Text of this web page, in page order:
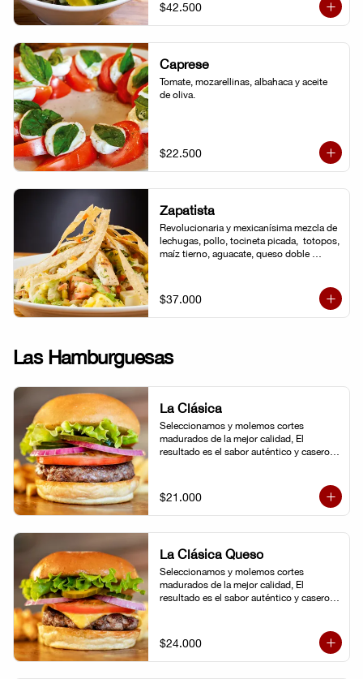
$42.500
Caprese
Tomate, mozarellinas, albahaca y aceite
de oliva.
$22.500
Zapatista
Revolucionaria y mexicanísima mezcla de
lechugas, pollo, tocineta picada,  totopos,
maíz tierno, aguacate, queso doble
$37.000
Las Hamburguesas
La Clásica
Seleccionamos y molemos cortes
madurados de la mejor calidad, El
resultado es el sabor auténtico y casero
usted elija. Armela como quiera.
$21.000
La Clásica Queso
Seleccionamos y molemos cortes
madurados de la mejor calidad, El
resultado es el sabor auténtico y casero
usted elija. Armela como quiera.
$24.000